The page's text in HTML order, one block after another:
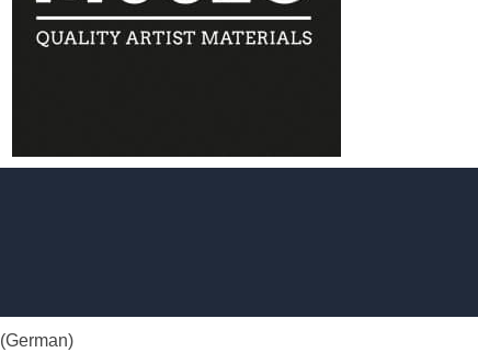
(German)